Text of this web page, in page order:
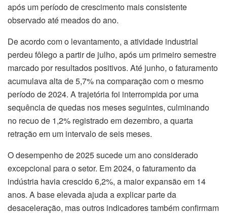
após um período de crescimento mais consistente
observado até meados do ano.
De acordo com o levantamento, a atividade industrial
perdeu fôlego a partir de julho, após um primeiro semestre
marcado por resultados positivos. Até junho, o faturamento
acumulava alta de 5,7% na comparação com o mesmo
período de 2024. A trajetória foi interrompida por uma
sequência de quedas nos meses seguintes, culminando
no recuo de 1,2% registrado em dezembro, a quarta
retração em um intervalo de seis meses.
O desempenho de 2025 sucede um ano considerado
excepcional para o setor. Em 2024, o faturamento da
indústria havia crescido 6,2%, a maior expansão em 14
anos. A base elevada ajuda a explicar parte da
desaceleração, mas outros indicadores também confirmam